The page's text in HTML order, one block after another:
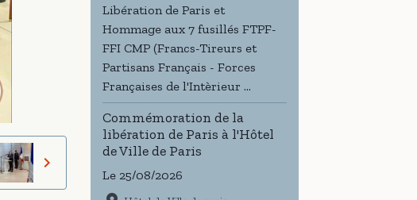
Libération de Paris et
Hommage aux 7 fusillés FTPF-
FFI CMP (Francs-Tireurs et
Partisans Français - Forces
Françaises de l'Intèrieur ...
Commémoration de la
libération de Paris à l'Hôtel
de Ville de Paris
Le 25/08/2026